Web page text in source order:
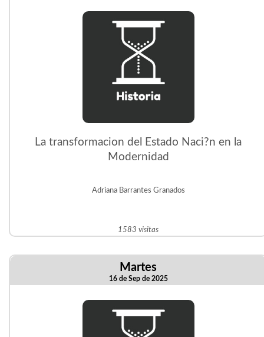
La transformacion del Estado Naci?n en la
Modernidad
Adriana Barrantes Granados
1583 visitas
Martes
16 de Sep de 2025